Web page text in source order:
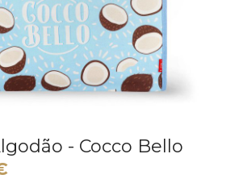
- Cocco Bello